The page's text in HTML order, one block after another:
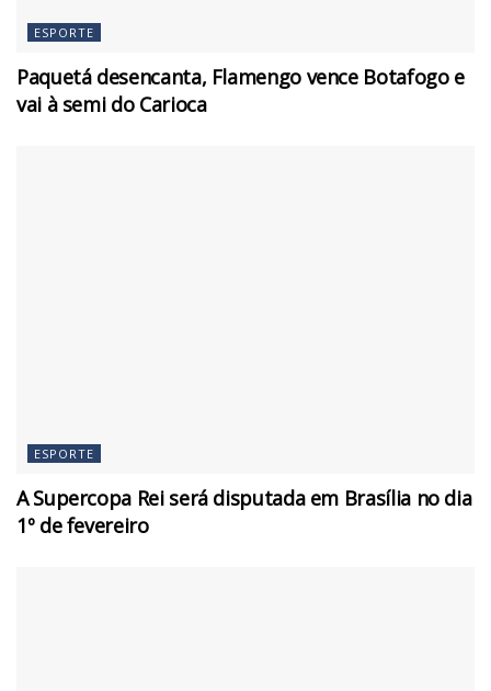
ESPORTE
Paquetá desencanta, Flamengo vence Botafogo e
vai à semi do Carioca
ESPORTE
A Supercopa Rei será disputada em Brasília no dia
1º de fevereiro